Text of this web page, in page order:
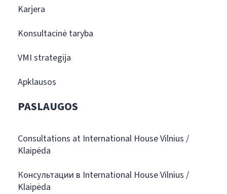
Karjera
Konsultacinė taryba
VMI strategija
Apklausos
PASLAUGOS
Consultations at International House Vilnius /
Klaipėda
Консультации в International House Vilnius /
Klaipėda